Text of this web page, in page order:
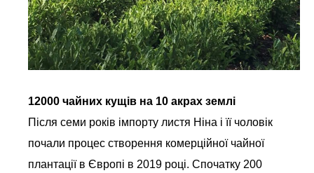
12000 чайних кущів на 10 акрах землі
Після семи років імпорту листя Ніна і її чоловік
почали процес створення комерційної чайної
плантації в Європі в 2019 році. Спочатку 200